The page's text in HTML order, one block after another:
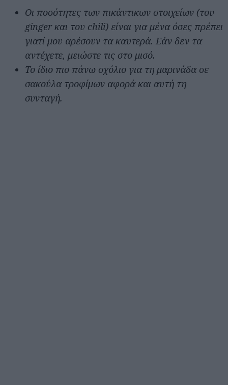
Οι ποσότητες των πικάντικων στοιχείων (του
ginger και του chili) είναι για μένα όσες πρέπει
γιατί μου αρέσουν τα καυτερά. Εάν δεν τα
αντέχετε, μειώστε τις στο μισό.
Το ίδιο πιο πάνω σχόλιο για τη μαρινάδα σε
σακούλα τροφίμων αφορά και αυτή τη
συνταγή.